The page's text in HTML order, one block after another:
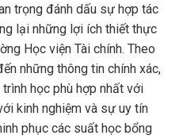
trọng đánh dấu sự hợp tác
lại những lợi ích thiết thực
Học viện Tài chính. Theo
những thông tin chính xác,
học phù hợp nhất với
kinh nghiệm và sự uy tín
phục các suất học bổng